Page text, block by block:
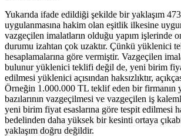
Yukarıda ifade edildiği şekilde bir yaklaşım
uygulanmasına hakim olan eşitlik ilkesine
vazgeçilen imalatların olduğu yapım işlerinde
durumu izahtan çok uzaktır. Çünkü yüklenici
hesaplamalarına göre vermiştir. Vazgeçilen
bulunur yüklenici teklifi değil de, yeni birim
edilmesi yüklenici açısından haksızlıktır,
Örneğin 1.000.000 TL teklif eden bir firmanın
bazılarının vazgeçilmesi ve vazgeçilen iş
yeni birim fiyat esaslarına göre tespit edilmesi
bedelinden daha yüksek bir kesinti ortaya
yaklaşım doğru değildir.